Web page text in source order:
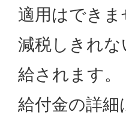
適用はできま
減税しきれな
給されます。
給付金の詳細